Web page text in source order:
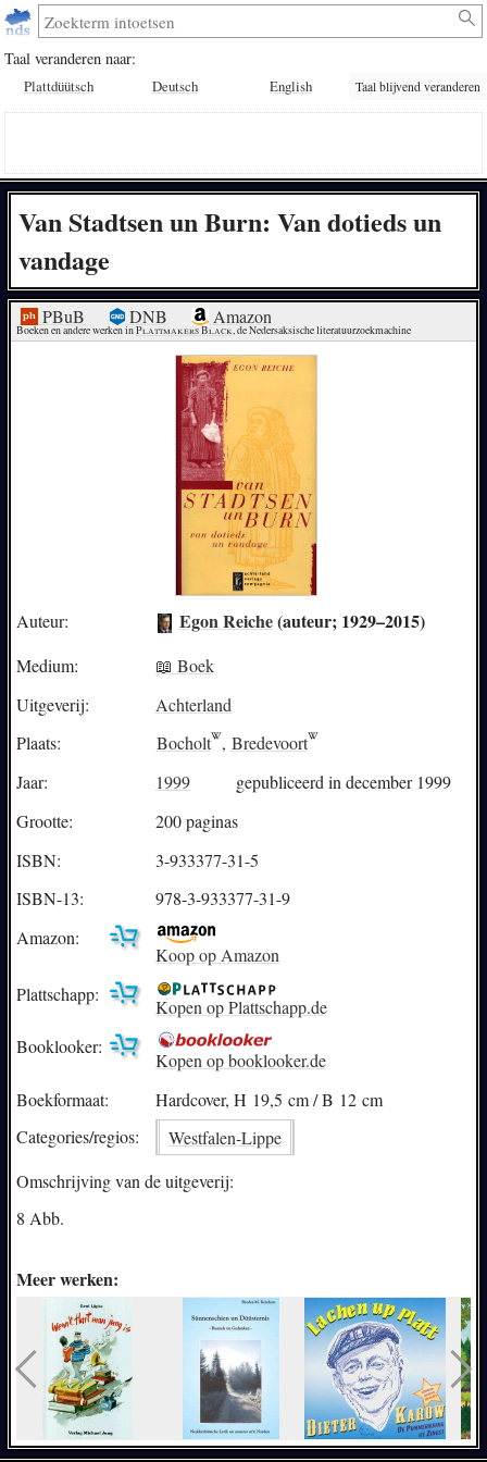
Taal veranderen naar:
Plattdüütsch Deutsch English Taal blijvend veranderen
Van Stadtsen un Burn: Van dotieds un
vandage
PBuB DNB Amazon
Boeken en andere werken in Plattmakers Black, de Nedersaksische literatuurzoekmachine
Auteur: Egon Reiche(auteur; 1929–2015)
Medium:
📖 Boek
Uitgeverij:
Achterland
Plaats:
Bocholt , Bredevoort
Jaar:
1999
gepubliceerd in december 1999
Grootte:
200 paginas
ISBN:
3-933377-31-5
ISBN-13:
978-3-933377-31-9
Amazon:
Koop op Amazon
Plattschapp:
Kopen op Plattschapp.de
Booklooker:
Kopen op booklooker.de
Boekformaat:
Hardcover, H 19,5 cm / B 12 cm
Categories/regios:
Westfalen-Lippe
Omschrijving van de uitgeverij:
8 Abb.
Meer werken: